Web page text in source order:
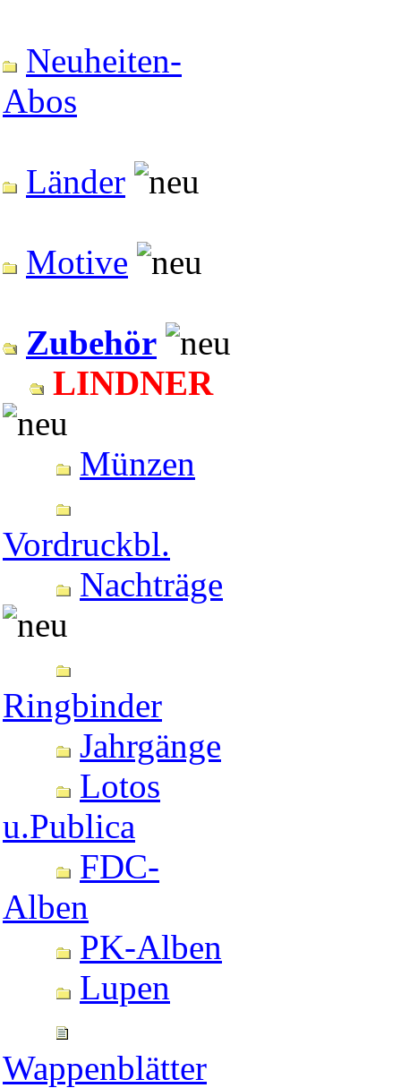
Neuheiten-
Abos
Länder
Motive
Zubehör
LINDNER
Münzen
Vordruckbl.
Nachträge
Ringbinder
Jahrgänge
Lotos
u.Publica
FDC-
Alben
PK-Alben
Lupen
Wappenblätter